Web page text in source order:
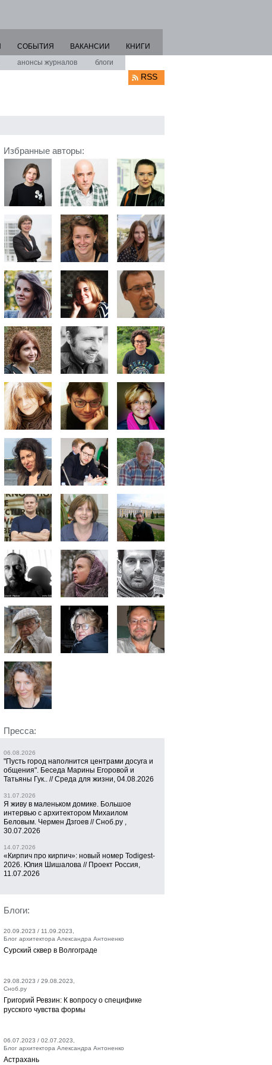
анонсы журналов блоги
СОБЫТИЯ ВАКАНСИИ КНИГИ
RSS
Избранные авторы:
Пресса:
06.08.2026
"Пусть город наполнится центрами досуга и
общения". Беседа Марины Егоровой и
Татьяны Гук.. // Среда для жизни, 04.08.2026
31.07.2026
Я живу в маленьком домике. Большое
интервью с архитектором Михаилом
Беловым. Чермен Дзгоев // Сноб.ру ,
30.07.2026
14.07.2026
«Кирпич про кирпич»: новый номер Todigest-
2026. Юлия Шишалова // Проект Россия,
11.07.2026
Блоги:
20.09.2023 / 11.09.2023,
Блог архитектора Александра Антоненко
Сурский сквер в Волгограде
29.08.2023 / 29.08.2023,
Сноб.ру
Григорий Ревзин: К вопросу о специфике
русского чувства формы
06.07.2023 / 02.07.2023,
Блог архитектора Александра Антоненко
Астрахань